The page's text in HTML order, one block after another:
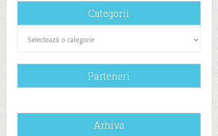
Categorii
Parteneri
Arhiva